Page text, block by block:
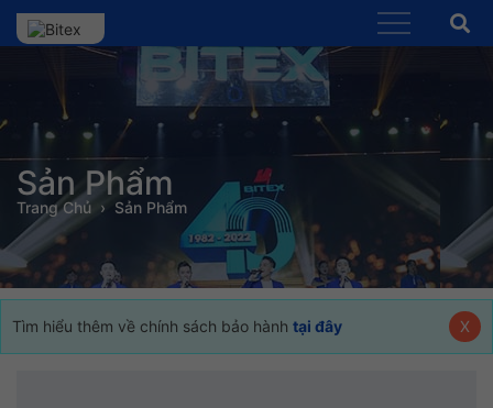
Sản Phẩm
Trang Chủ Sản Phẩm
Tìm hiểu thêm về chính sách bảo hành tại đây X